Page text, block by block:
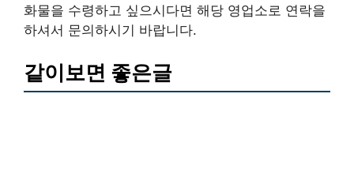
화물을 수령하고 싶으시다면 해당 영업소로 연락을
하셔서 문의하시기 바랍니다.
같이보면 좋은글